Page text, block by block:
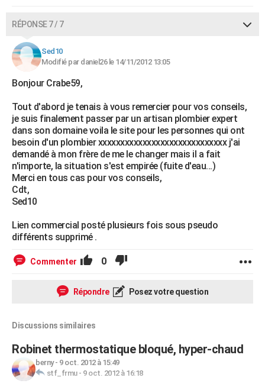
RÉPONSE 7 / 7
Sed10
Modifié par daniel26 le 14/11/2012 13:05
Bonjour Crabe59,
Tout d'abord je tenais à vous remercier pour vos conseils,
je suis finalement passer par un artisan plombier expert
dans son domaine voila le site pour les personnes qui ont
besoin d'un plombier xxxxxxxxxxxxxxxxxxxxxxxxxxxxx j'ai
demandé à mon frère de me le changer mais il a fait
n'importe, la situation s'est empirée (fuite d'eau...)
Merci en tous cas pour vos conseils,
Cdt,
Sed10
Lien commercial posté plusieurs fois sous pseudo
différents supprimé .
Commenter 0
Répondre Posez votre question
Discussions similaires
Robinet thermostatique bloqué, hyper-chaud
berny- 9 oct. 2012 à 15:49
stf_frmu- 9 oct. 2012 à 16:18